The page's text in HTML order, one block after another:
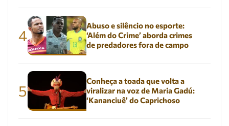
4
Abuso e silêncio no esporte:
‘Além do Crime’ aborda crimes
de predadores fora de campo
5
Conheça a toada que volta a
viralizar na voz de Maria Gadú:
‘Kananciuê’ do Caprichoso